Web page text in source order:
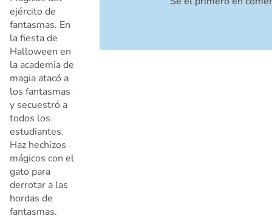
ejército de
fantasmas. En
la fiesta de
Halloween en
la academia de
magia atacó a
los fantasmas
y secuestró a
todos los
estudiantes.
Haz hechizos
mágicos con el
gato para
derrotar a las
hordas de
fantasmas.
Cancelar